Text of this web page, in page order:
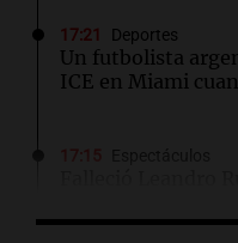
17:21 Deportes
Un futbolista
ICE en Miami
luchar contra el